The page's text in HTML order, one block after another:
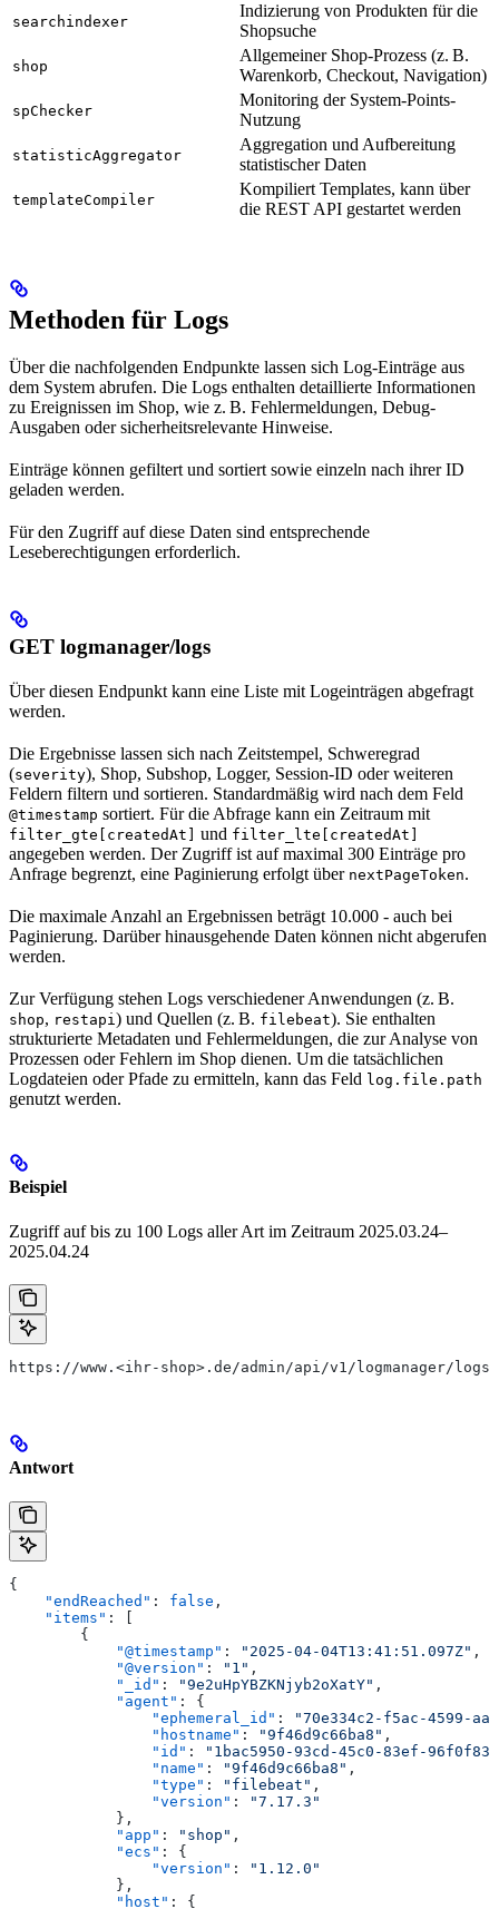
searchindexer
Indizierung von Produkten für die
Shopsuche
shop
Allgemeiner Shop-Prozess (z. B.
Warenkorb, Checkout, Navigation)
spChecker
Mo­ni­to­ring der System-Points-
Nutzung
statisticAggregator
Aggregation und Aufbereitung
statistischer Daten
templateCompiler
Kompiliert Templates, kann über
die REST API gestartet werden
Methoden für Logs
Über die nachfolgenden Endpunkte lassen sich Log-Einträge aus
dem System abrufen. Die Logs enthalten detaillierte Informationen
zu Ereignissen im Shop, wie z. B. Fehlermeldungen, Debug-
Ausgaben oder sicherheitsrelevante Hinweise.
Einträge können gefiltert und sortiert sowie einzeln nach ihrer ID
geladen werden.
Für den Zugriff auf diese Daten sind entsprechende
Leseberechtigungen erforderlich.
GET logmanager/logs
Über diesen Endpunkt kann eine Liste mit Logeinträgen abgefragt
werden.
Die Ergebnisse lassen sich nach Zeitstempel, Schweregrad
(severity), Shop, Subshop, Logger, Session-ID oder weiteren
Feldern filtern und sortieren. Standardmäßig wird nach dem Feld
@timestamp sortiert. Für die Abfrage kann ein Zeitraum mit
filter_gte[createdAt] und filter_lte[createdAt]
angegeben werden. Der Zugriff ist auf maximal 300 Einträge pro
Anfrage begrenzt, eine Paginierung erfolgt über nextPageToken.
Die maximale Anzahl an Ergebnissen beträgt 10.000 - auch bei
Paginierung. Darüber hinausgehende Daten können nicht abgerufen
werden.
Zur Verfügung stehen Logs verschiedener Anwendungen (z. B.
shop, restapi) und Quellen (z. B. filebeat). Sie enthalten
strukturierte Metadaten und Fehlermeldungen, die zur Analyse von
Prozessen oder Fehlern im Shop dienen. Um die tatsächlichen
Logdateien oder Pfade zu ermitteln, kann das Feld log.file.path
genutzt werden.
Beispiel
Zugriff auf bis zu 100 Logs aller Art im Zeitraum 2025.03.24–
2025.04.24
https://www.<ihr-shop>.de/admin/api/v1/logmanager/
Antwort
{
    "endReached"
: false ,
    "items"
: [
        {
            "@timestamp"
: "2025-04-04T13:41:51.097Z" ,
            "@version"
: "1" ,
            "_id"
: "9e2uHpYBZKNjyb2oXatY" ,
            "agent"
: {
                "ephemeral_id"
:
"70e334c2-f5ac-4599-
                "hostname"
: "9f46d9c66ba8" ,
                "id"
:
"1bac5950-93cd-45c0-83ef-
                "name"
: "9f46d9c66ba8" ,
                "type"
: "filebeat" ,
                "version"
:
"7.17.3"
            },
            "app"
: "shop" ,
            "ecs"
: {
                "version"
:
"1.12.0"
            },
            "host"
: {